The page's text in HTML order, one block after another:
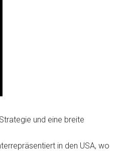
und eine breite
in den USA, wo